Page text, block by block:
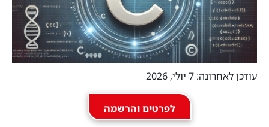
עודכן לאחרונה: 7 יולי, 2026
לפרטים והרשמה